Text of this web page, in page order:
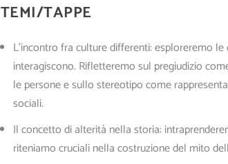
TEMI/TAPPE
L’incontro fra culture differenti: esploreremo le
interagiscono. Rifletteremo sul pregiudizio
le persone e sullo stereotipo come
sociali.
Il concetto di alterità nella storia: i
riteniamo cruciali nella costruzione del mito